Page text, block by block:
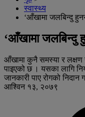
स्वास्थ्य
‘आँखामा जलबिन्दु
‘आँखामा जलबिन्दु
आँखामा कुनै समस्या र लक्षण
पाइएको छ । यसका लागि
जानकारी पाए रोगको निदान
आश्विन १३, २०७९